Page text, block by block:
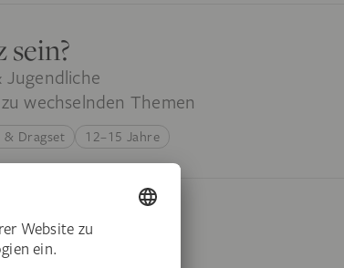
wechselnden Themen
& Dragset 12–15 Jahre